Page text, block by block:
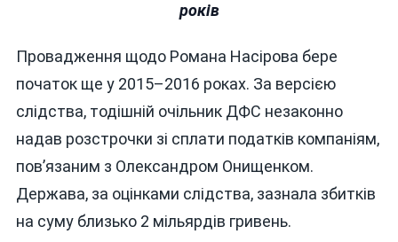
років
Провадження щодо Романа Насірова бере
початок ще у 2015–2016 роках. За версією
слідства, тодішній очільник ДФС незаконно
надав розстрочки зі сплати податків компаніям,
пов’язаним з Олександром Онищенком.
Держава, за оцінками слідства, зазнала збитків
на суму близько 2 мільярдів гривень.